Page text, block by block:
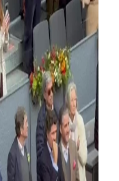
seta iNjihovi
. Argentincu
se Nadal muči
se koristi sa